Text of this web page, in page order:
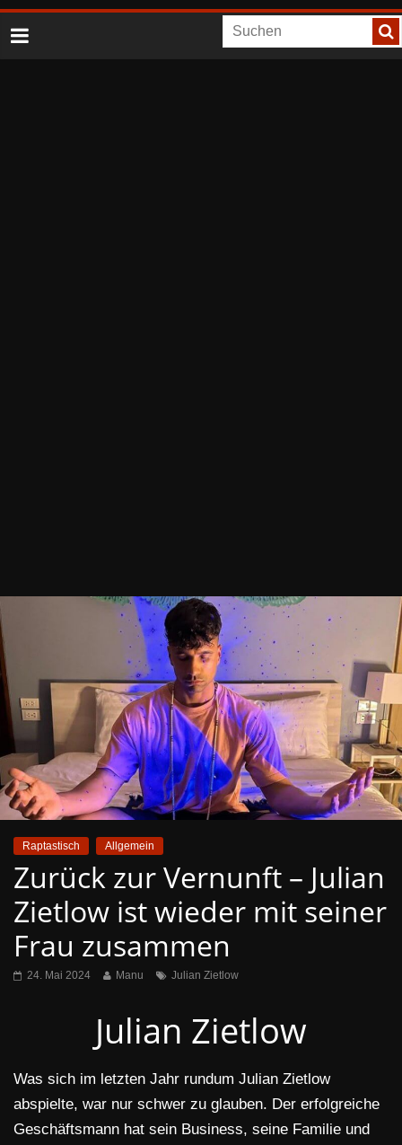
Raptastisch Allgemein
Zurück zur Vernunft – Julian
Zietlow ist wieder mit seiner
Frau zusammen
24. Mai 2024 Manu Julian Zietlow
Julian Zietlow
Was sich im letzten Jahr rundum Julian Zietlow
abspielte, war nur schwer zu glauben. Der erfolgreiche
Geschäftsmann hat sein Business, seine Familie und